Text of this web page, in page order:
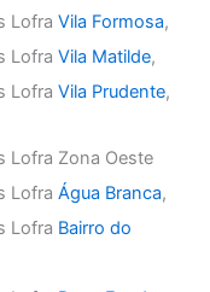
LofraVila Formosa,
LofraVila Matilde,
LofraVila Prudente,
Lofra Zona Oeste
LofraÁgua Branca,
Lofra Bairro do